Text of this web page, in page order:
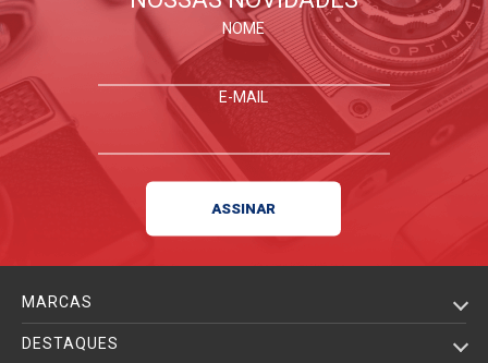
NOME
E-MAIL
MARCAS
DESTAQUES